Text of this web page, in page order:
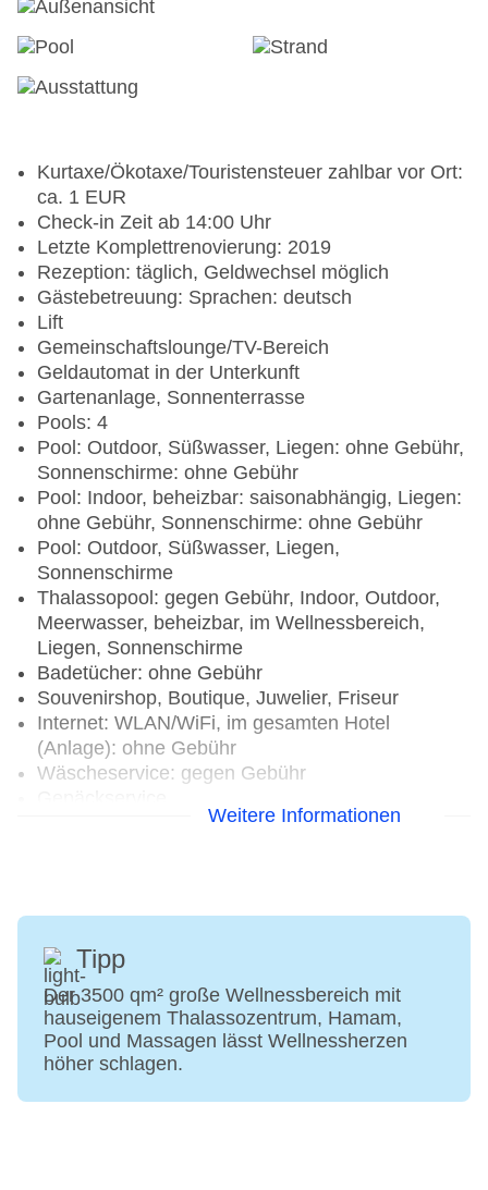
Kurtaxe/Ökotaxe/Touristensteuer zahlbar vor Ort:
ca. 1 EUR
Check-in Zeit ab 14:00 Uhr
Letzte Komplettrenovierung: 2019
Rezeption: täglich, Geldwechsel möglich
Gästebetreuung: Sprachen: deutsch
Lift
Gemeinschaftslounge/TV-Bereich
Geldautomat in der Unterkunft
Gartenanlage, Sonnenterrasse
Pools: 4
Pool: Outdoor, Süßwasser, Liegen: ohne Gebühr,
Sonnenschirme: ohne Gebühr
Pool: Indoor, beheizbar: saisonabhängig, Liegen:
ohne Gebühr, Sonnenschirme: ohne Gebühr
Pool: Outdoor, Süßwasser, Liegen,
Sonnenschirme
Thalassopool: gegen Gebühr, Indoor, Outdoor,
Meerwasser, beheizbar, im Wellnessbereich,
Liegen, Sonnenschirme
Badetücher: ohne Gebühr
Souvenirshop, Boutique, Juwelier, Friseur
Internet: WLAN/WiFi, im gesamten Hotel
(Anlage): ohne Gebühr
Wäscheservice: gegen Gebühr
Zahlungsarten: TUI Card / VISA, MasterCard
klimatisierte Tagungsräume, Tagungsequipment,
Coffee Breaks: gegen Gebühr
Gebäudeanzahl: 1, Etagen: 2, Zimmer: 259
Landeskategorie: 5 Sterne
Weitere Informationen
Tipp
Der 3500 qm² große Wellnessbereich mit
hauseigenem Thalassozentrum, Hamam,
Pool und Massagen lässt Wellnessherzen
höher schlagen.